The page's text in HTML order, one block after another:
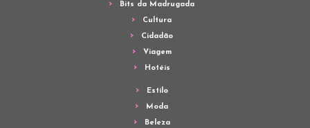
Bits da Madrugada
Cultura
Cidadão
Viagem
Hotéis
Estilo
Moda
Beleza